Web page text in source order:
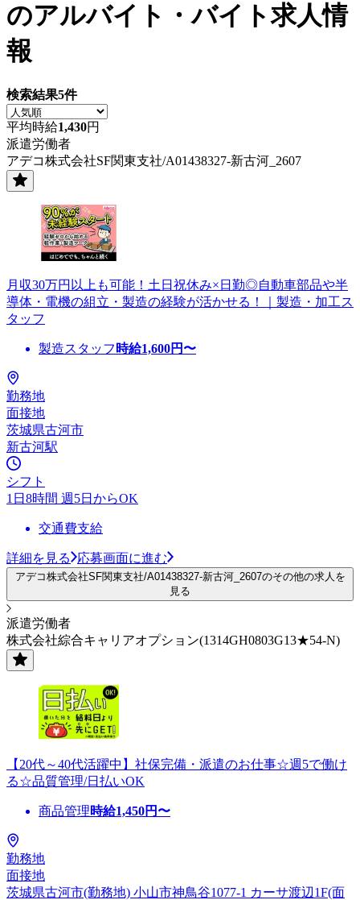
のアルバイト・バイト求人情
報
検索結果5件
平均時給1,430円
派遣労働者
アデコ株式会社SF関東支社/A01438327-新古河_2607
月収30万円以上も可能！土日祝休み×日勤◎自動車部品や半
導体・電機の組立・製造の経験が活かせる！｜製造・加工ス
タッフ
製造スタッフ 時給1,600円〜
勤務地
面接地
茨城県古河市
新古河駅
シフト
1日8時間 週5日からOK
交通費支給
詳細を見る 応募画面に進む
アデコ株式会社SF関東支社/A01438327-新古河_2607のその他の求人を
見る
派遣労働者
株式会社綜合キャリアオプション(1314GH0803G13★54-N)
【20代～40代活躍中】社保完備・派遣のお仕事☆週5で働け
る☆品質管理/日払いOK
商品管理時給1,450円〜
勤務地
面接地
茨城県古河市(勤務地) 小山市神鳥谷1077-1 カーサ渡辺1F(面